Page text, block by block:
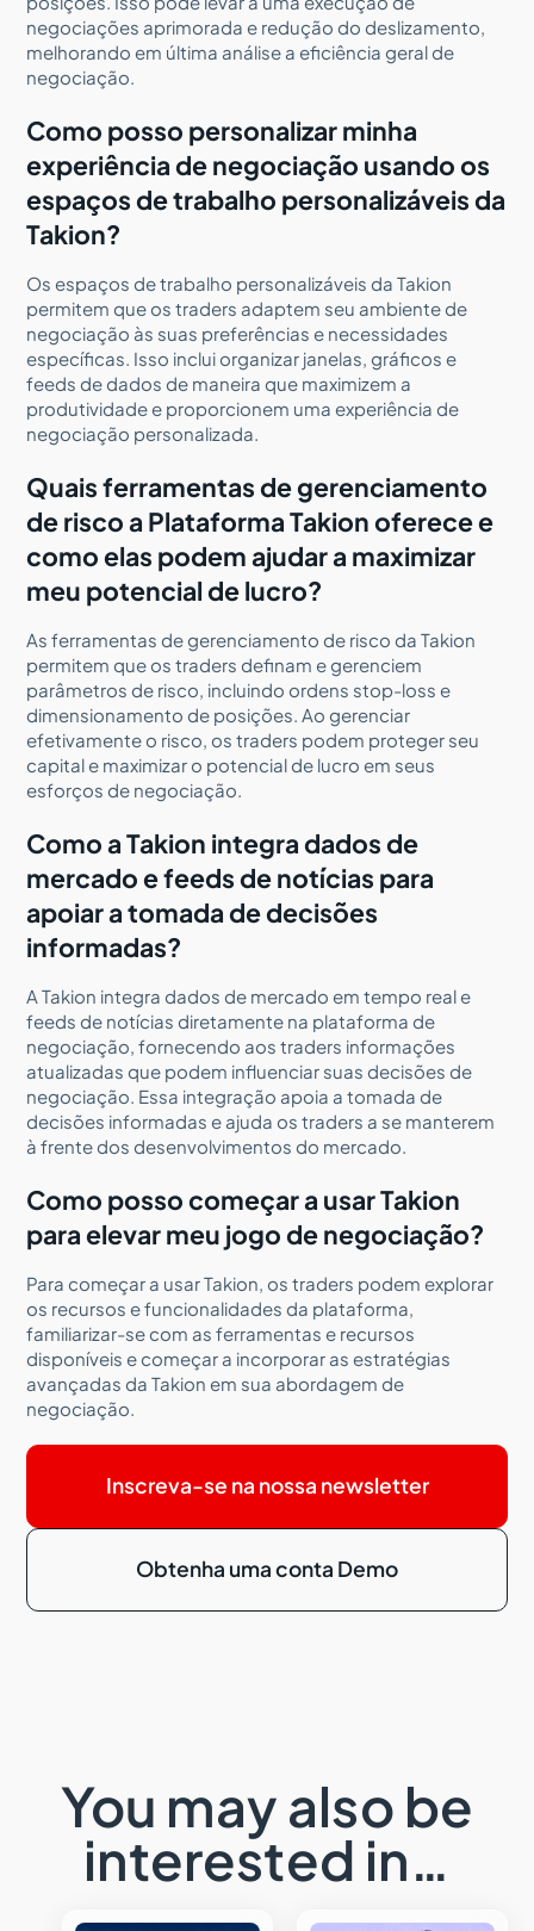
negociações aprimorada e redução do deslizamento,
melhorando em última análise a eficiência geral de
negociação.
Como posso personalizar minha
experiência de negociação usando os
espaços de trabalho personalizáveis da
Takion?
Os espaços de trabalho personalizáveis da Takion
permitem que os traders adaptem seu ambiente de
negociação às suas preferências e necessidades
específicas. Isso inclui organizar janelas, gráficos e
feeds de dados de maneira que maximizem a
produtividade e proporcionem uma experiência de
negociação personalizada.
Quais ferramentas de gerenciamento
de risco a Plataforma Takion oferece e
como elas podem ajudar a maximizar
meu potencial de lucro?
As ferramentas de gerenciamento de risco da Takion
permitem que os traders definam e gerenciem
parâmetros de risco, incluindo ordens stop-loss e
dimensionamento de posições. Ao gerenciar
efetivamente o risco, os traders podem proteger seu
capital e maximizar o potencial de lucro em seus
esforços de negociação.
Como a Takion integra dados de
mercado e feeds de notícias para
apoiar a tomada de decisões
informadas?
A Takion integra dados de mercado em tempo real e
feeds de notícias diretamente na plataforma de
negociação, fornecendo aos traders informações
atualizadas que podem influenciar suas decisões de
negociação. Essa integração apoia a tomada de
decisões informadas e ajuda os traders a se manterem
à frente dos desenvolvimentos do mercado.
Como posso começar a usar Takion
para elevar meu jogo de negociação?
Para começar a usar Takion, os traders podem explorar
os recursos e funcionalidades da plataforma,
familiarizar-se com as ferramentas e recursos
disponíveis e começar a incorporar as estratégias
avançadas da Takion em sua abordagem de
negociação.
Inscreva-se na nossa newsletter
Obtenha uma conta Demo
You may also be
interested in…